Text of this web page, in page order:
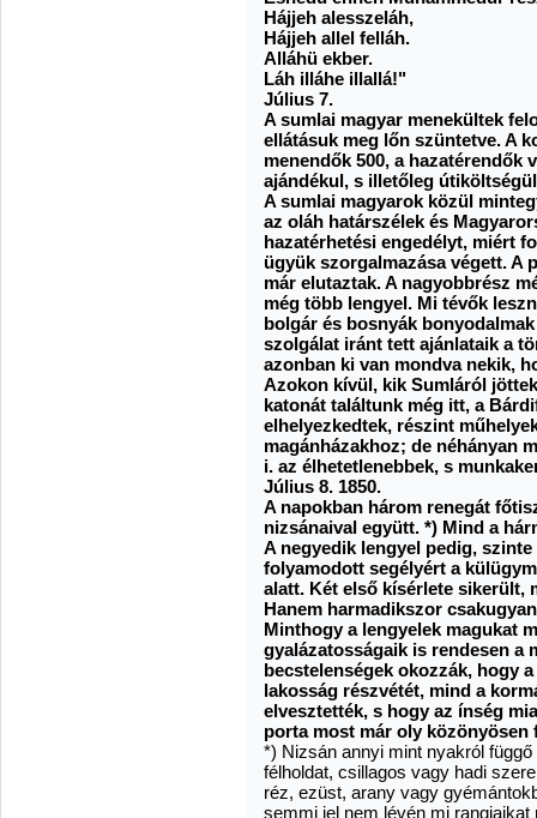
Hájjeh alesszeláh,
Hájjeh allel felláh.
Alláhü ekber.
Láh illáhe illallá!"
Július 7.
A sumlai magyar menekültek
ellátásuk meg lőn szüntetve. A
menendők 500, a hazatérendők
ajándékul, s illetőleg
A sumlai magyarok közül
az oláh határszélek és
hazatérhetési engedélyt, miért
ügyük szorgalmazása végett. A
már elutaztak. A nagyobbrész
még több lengyel. Mi tévők
bolgár és bosnyák
szolgálat iránt tett ajánlataik a
azonban ki van mondva nekik,
Azokon kívül, kik Sumláról
katonát találtunk még itt, a
elhelyezkedtek, részint
magánházakhoz; de néhányan
i. az élhetetlenebbek, s
Július 8. 1850.
A napokban három renegát
nizsánaival együtt. *) Mind a
A negyedik lengyel pedig,
folyamodott segélyért a
alatt. Két első kísérlete sikerült,
Hanem harmadikszor
Minthogy a lengyelek magukat
gyalázatosságaik is rendesen a
becstelenségek okozzák, hogy
lakosság részvétét, mind a
elvesztették, s hogy az ínség
porta most már oly közönyösen
*) Nizsán annyi mint nyakról
félholdat, csillagos vagy hadi
réz, ezüst, arany vagy
semmi jel nem lévén mi